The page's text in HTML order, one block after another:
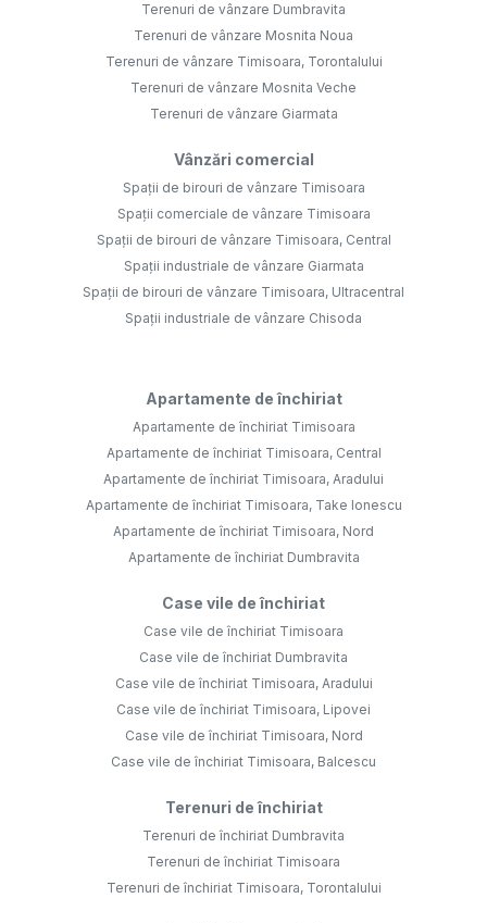
Terenuri de vânzare Dumbravita
Terenuri de vânzare Mosnita Noua
Terenuri de vânzare Timisoara, Torontalului
Terenuri de vânzare Mosnita Veche
Terenuri de vânzare Giarmata
Vânzări comercial
Spații de birouri de vânzare Timisoara
Spații comerciale de vânzare Timisoara
Spații de birouri de vânzare Timisoara, Central
Spații industriale de vânzare Giarmata
Spații de birouri de vânzare Timisoara, Ultracentral
Spații industriale de vânzare Chisoda
Apartamente de închiriat
Apartamente de închiriat Timisoara
Apartamente de închiriat Timisoara, Central
Apartamente de închiriat Timisoara, Aradului
Apartamente de închiriat Timisoara, Take Ionescu
Apartamente de închiriat Timisoara, Nord
Apartamente de închiriat Dumbravita
Case vile de închiriat
Case vile de închiriat Timisoara
Case vile de închiriat Dumbravita
Case vile de închiriat Timisoara, Aradului
Case vile de închiriat Timisoara, Lipovei
Case vile de închiriat Timisoara, Nord
Case vile de închiriat Timisoara, Balcescu
Terenuri de închiriat
Terenuri de închiriat Dumbravita
Terenuri de închiriat Timisoara
Terenuri de închiriat Timisoara, Torontalului